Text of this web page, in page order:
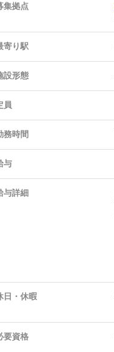
集拠点
寄り駅
設形態
員
務時間
与
与詳細
日・休暇
要資格